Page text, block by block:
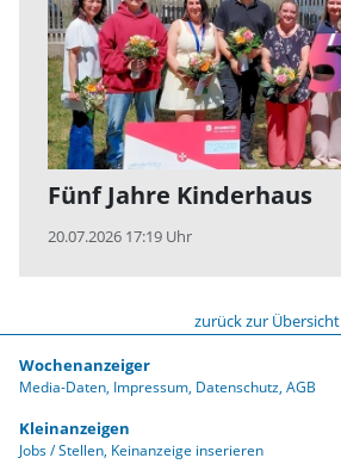
Fünf Jahre Kinderhaus
20.07.2026 17:19 Uhr
zurück zur Übersicht
Wochenanzeiger
Media-Daten Impressum Datenschutz AGB
Kleinanzeigen
Jobs / Stellen Keinanzeige inserieren